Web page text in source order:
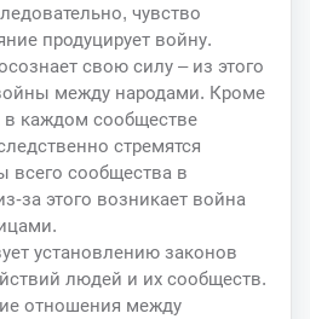
чувство
продуцирует войну.
свою силу – из этого
между народами. Кроме
в каждом сообществе
стремятся
всего сообщества в
за этого возникает война
установлению законов
людей и их сообществ.
отношения между